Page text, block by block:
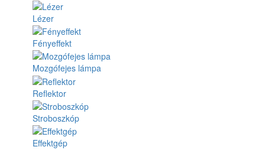
Lézer
Fényeffekt
Mozgófejes lámpa
Reflektor
Stroboszkóp
Effektgép